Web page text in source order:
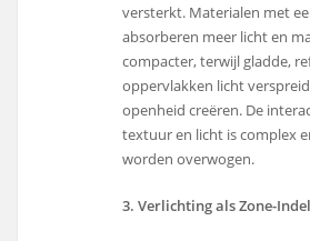
versterkt. Materialen met
absorberen meer licht en
compacter, terwijl gladde,
oppervlakken licht
openheid creëren. De
textuur en licht is complex
worden overwogen.
3. Verlichting als Zone-